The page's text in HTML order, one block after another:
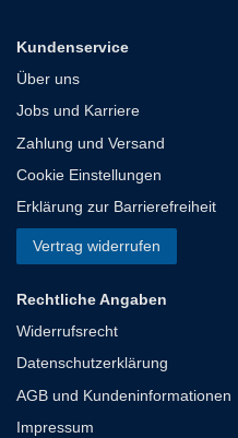
Kundenservice
Über uns
Jobs und Karriere
Zahlung und Versand
Cookie Einstellungen
Erklärung zur Barrierefreiheit
Vertrag widerrufen
Rechtliche Angaben
Widerrufsrecht
Datenschutzerklärung
AGB und Kundeninformationen
Impressum